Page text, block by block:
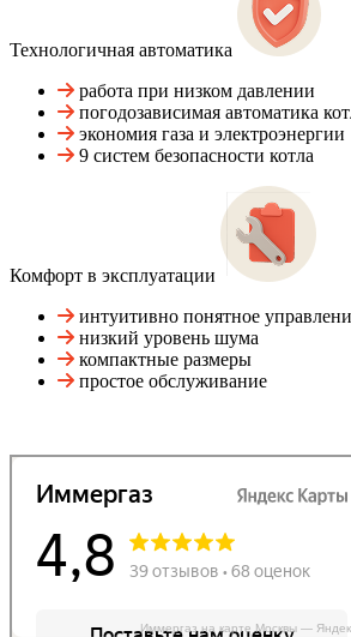
Технологичная автоматика
работа при низком давлении
погодозависимая автоматика
экономия газа и электроэнергии
9 систем безопасности котла
Комфорт в эксплуатации
интуитивно понятное
низкий уровень шума
компактные размеры
простое обслуживание
Иммергаз на карте Москвы —